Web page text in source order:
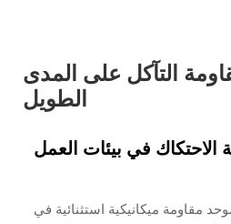
التآكل على المدى
الطويل
الاحتكاك في بيئات العمل
مقاومة ميكانيكية استثنائية في